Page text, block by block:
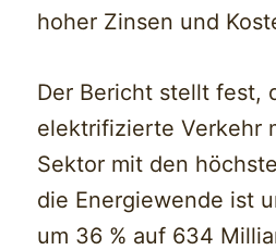
hoher Zinsen und
Der Bericht stellt fest,
elektrifizierte Verkehr
Sektor mit den
die Energiewende ist
um 36 % auf 634